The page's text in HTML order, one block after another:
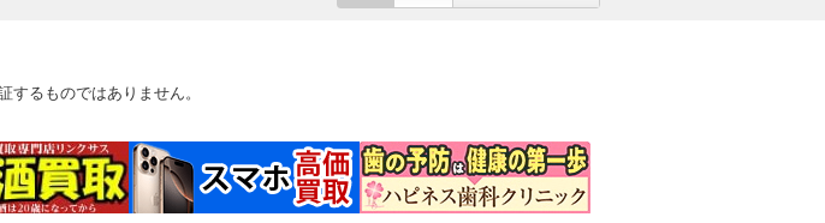
るものではありません。